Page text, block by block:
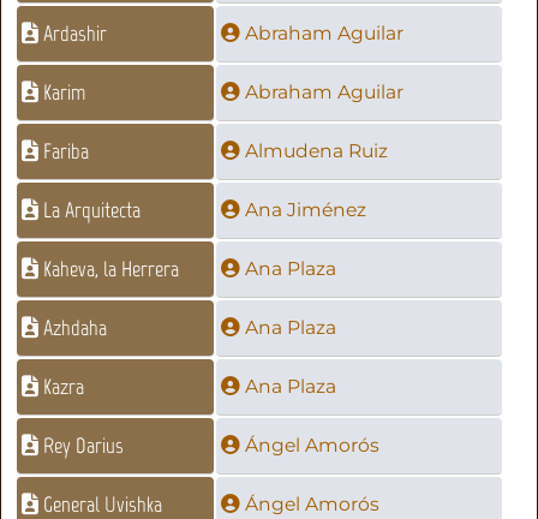
Ardashir Abraham Aguilar
Karim Abraham Aguilar
Fariba Almudena Ruiz
La Arquitecta Ana Jiménez
Kaheva, la Herrera Ana Plaza
Azhdaha Ana Plaza
Kazra Ana Plaza
Rey Darius Ángel Amorós
General Uvishka Ángel Amorós